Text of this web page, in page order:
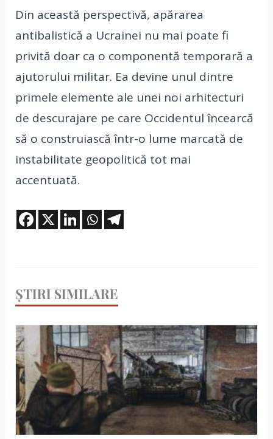
Din această perspectivă, apărarea
antibalistică a Ucrainei nu mai poate fi
privită doar ca o componentă temporară a
ajutorului militar. Ea devine unul dintre
primele elemente ale unei noi arhitecturi
de descurajare pe care Occidentul încearcă
să o construiască într-o lume marcată de
instabilitate geopolitică tot mai
accentuată.
ȘTIRI SIMILARE